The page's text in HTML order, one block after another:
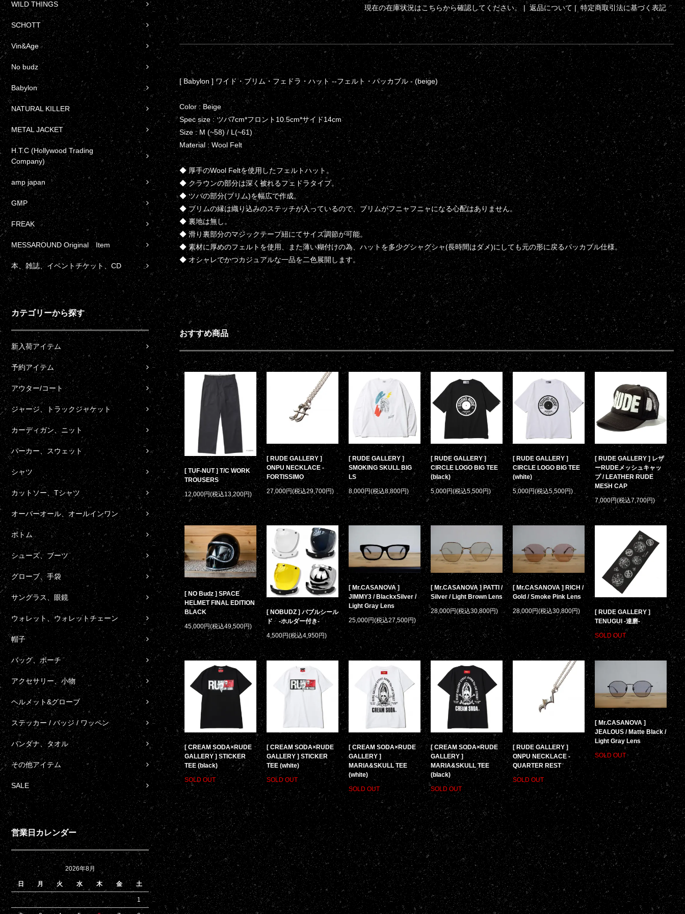
WILD THINGS
SCHOTT
Vin&Age
No budz
Babylon
NATURAL KILLER
METAL JACKET
H.T.C (Hollywood Trading
Company)
amp japan
GMP
FREAK
MESSAROUND Original Item
本、雑誌、イベントチケット、CD
カテゴリーから探す
新入荷アイテム
予約アイテム
アウター/コート
ジャージ、トラックジャケット
カーディガン、ニット
パーカー、スウェット
シャツ
カットソー、Tシャツ
オーバーオール、オールインワン
ボトム
シューズ、ブーツ
グローブ、手袋
サングラス、眼鏡
ウォレット、ウォレットチェーン
帽子
バッグ、ポーチ
アクセサリー、小物
ヘルメット&グローブ
ステッカー / バッジ / ワッペン
バンダナ、タオル
その他アイテム
SALE
営業日カレンダー
2026年8月
日 月 火 水 木 金 土
1
現在の在庫状況はこちらから確認してください。 |返品について| 特定商取引法に基づく表記
[ Babylon ] ワイド・ブリム・フェドラ・ハット --フェルト・パッカブル - (beige)
Color : Beige
Spec size : ツバ7cm*フロント10.5cm*サイド14cm
Size : M (~58) / L(~61)
Material : Wool Felt
◆ 厚手のWool Feltを使用したフェルトハット。
◆ クラウンの部分は深く被れるフェドラタイプ。
◆ ツバの部分(ブリム)を幅広で作成。
◆ ブリムの縁は織り込みのステッチが入っているので、ブリムがフニャフニャになる心配はありません。
◆ 裏地は無し。
◆ 滑り裏部分のマジックテープ紐にてサイズ調節が可能。
◆ 素材に厚めのフェルトを使用、また薄い糊付けの為、ハットを多少グシャグシャ(長時間はダメ)にしても元の形に戻るパッカブル仕様。
◆ オシャレでかつカジュアルな一品を二色展開します。
おすすめ商品
[ TUF-NUT ] T/C WORK
TROUSERS
12,000円(税込13,200円)
[ RUDE GALLERY ]
ONPU NECKLACE -
FORTISSIMO
27,000円(税込29,700円)
[ RUDE GALLERY ]
SMOKING SKULL BIG
LS
8,000円(税込8,800円)
[ RUDE GALLERY ]
CIRCLE LOGO BIG TEE
(black)
5,000円(税込5,500円)
[ RUDE GALLERY ]
CIRCLE LOGO BIG TEE
(white)
5,000円(税込5,500円)
[ RUDE GALLERY ] レザ
ーRUDEメッシュキャッ
プ / LEATHER RUDE
MESH CAP
7,000円(税込7,700円)
[ NO Budz ] SPACE
HELMET FINAL EDITION
BLACK
45,000円(税込49,500円)
[ NOBUDZ ] バブルシール
ド -ホルダー付き-
4,500円(税込4,950円)
[ Mr.CASANOVA ]
JIMMY3 / BlackxSilver /
Light Gray Lens
25,000円(税込27,500円)
[ Mr.CASANOVA ] PATTI /
Silver / Light Brown Lens
28,000円(税込30,800円)
[ Mr.CASANOVA ] RICH /
Gold / Smoke Pink Lens
28,000円(税込30,800円)
[ RUDE GALLERY ]
TENUGUI -達磨-
SOLD OUT
[ CREAM SODA×RUDE
GALLERY ] STICKER
TEE (black)
SOLD OUT
[ CREAM SODA×RUDE
GALLERY ] STICKER
TEE (white)
SOLD OUT
[ CREAM SODA×RUDE
GALLERY ]
MARIA&SKULL TEE
(white)
SOLD OUT
[ CREAM SODA×RUDE
GALLERY ]
MARIA&SKULL TEE
(black)
SOLD OUT
[ RUDE GALLERY ]
ONPU NECKLACE -
QUARTER REST
SOLD OUT
[ Mr.CASANOVA ]
JEALOUS / Matte Black /
Light Gray Lens
SOLD OUT